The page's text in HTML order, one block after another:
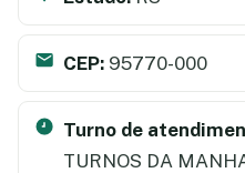
CEP: 95770-000
Turno de
TURNOS DA